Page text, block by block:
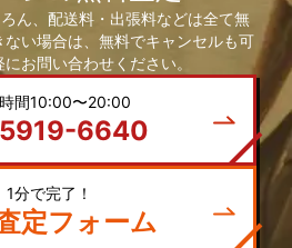
ん、配送料・出張料などは全て無
い場合は、無料でキャンセルも可
お問い合わせください。
間10:00〜20:00
6640
1分で完了！
定フォーム